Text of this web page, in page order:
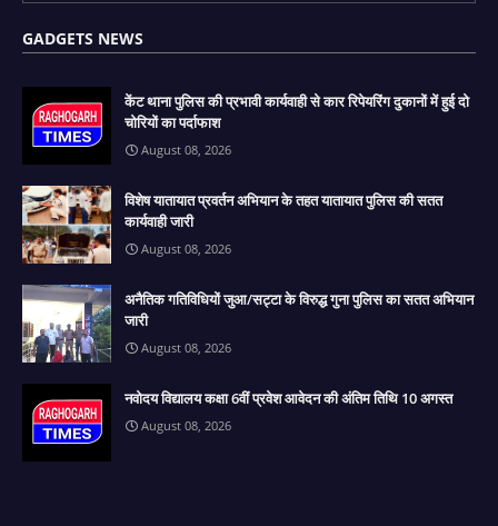
GADGETS NEWS
केंट थाना पुलिस की प्रभावी कार्यवाही से कार रिपेयरिंग दुकानों में हुई दो
चोरियों का पर्दाफाश
August 08, 2026
विशेष यातायात प्रवर्तन अभियान के तहत यातायात पुलिस की सतत
कार्यवाही जारी
August 08, 2026
अनैतिक गतिविधियों जुआ/सट्टा के विरुद्ध गुना पुलिस का सतत अभियान
जारी
August 08, 2026
नवोदय विद्यालय कक्षा 6वीं प्रवेश आवेदन की अंतिम तिथि 10 अगस्त
August 08, 2026